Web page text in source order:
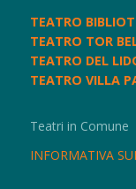
TEATRO
TEATRO TOR
TEATRO DEL
TEATRO VILLA
Teatri in Comune
INFORMATIVA